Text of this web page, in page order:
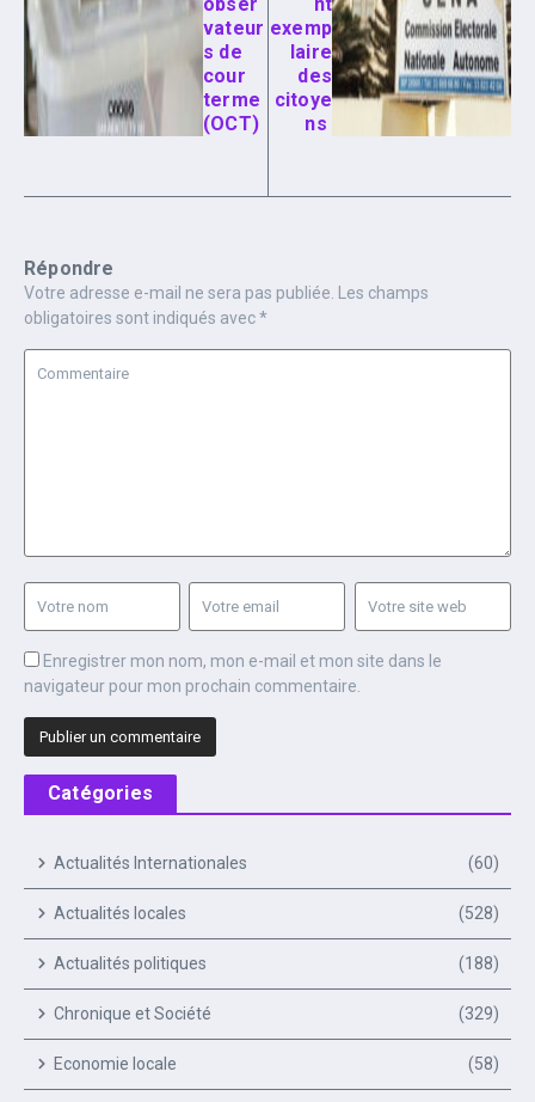
vateur
s de
cour
terme
(OCT)
exemp
laire
des
citoye
ns
Répondre
Votre adresse e-mail ne sera pas publiée. Les champs
obligatoires sont indiqués avec*
Enregistrer mon nom, mon e-mail et mon site dans le
navigateur pour mon prochain commentaire.
Catégories
Actualités Internationales (60)
Actualités locales (528)
Actualités politiques (188)
Chronique et Société (329)
Economie locale (58)